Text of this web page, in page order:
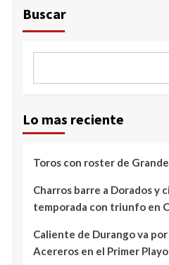
Buscar
Lo mas reciente
Toros con roster de
Charros barre a Dorados y
temporada con triunfo en
Caliente de Durango va
Acereros en el Primer